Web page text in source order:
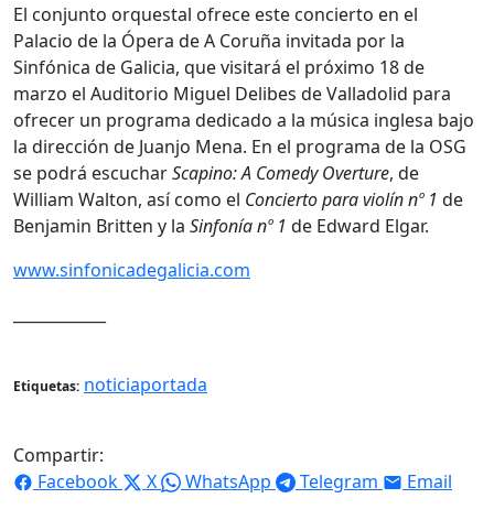
El conjunto orquestal ofrece este concierto en el
Palacio de la Ópera de A Coruña invitada por la
Sinfónica de Galicia, que visitará el próximo 18 de
marzo el Auditorio Miguel Delibes de Valladolid para
ofrecer un programa dedicado a la música inglesa bajo
la dirección de Juanjo Mena. En el programa de la OSG
se podrá escucharScapino: A Comedy Overture, de
William Walton, así como el Concierto para violín nº 1 de
Benjamin Britten y la Sinfonía nº 1 de Edward Elgar.
www.sinfonicadegalicia.com
Etiquetas: noticiaportada
Compartir:
Facebook
X WhatsApp Telegram Email